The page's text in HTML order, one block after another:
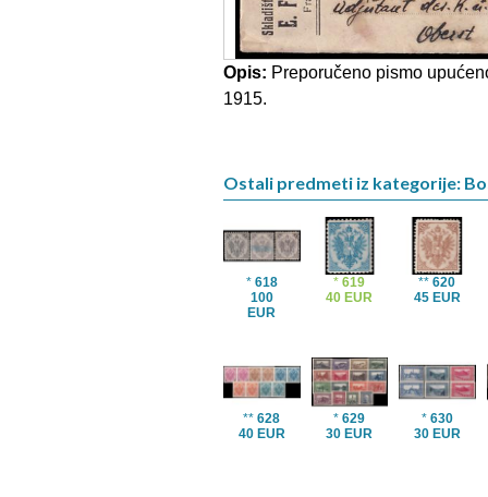
Opis: Preporučeno pismo
1915.
Ostali predmeti iz kategorije:
* 618
100
EUR
*619
40 EUR
**620
45 EUR
**628
40 EUR
*629
30 EUR
* 630
30 EUR